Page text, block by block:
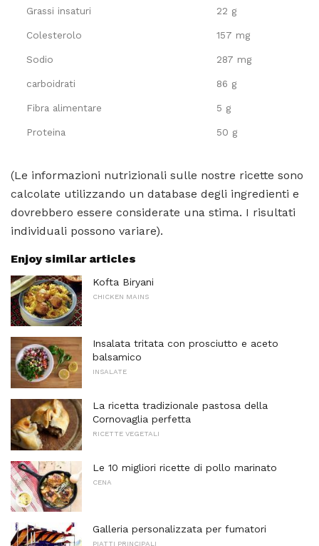
Grassi insaturi 22 g
Colesterolo 157 mg
Sodio 287 mg
carboidrati 86 g
Fibra alimentare 5 g
Proteina 50 g
(Le informazioni nutrizionali sulle nostre ricette sono
calcolate utilizzando un database degli ingredienti e
dovrebbero essere considerate una stima. I risultati
individuali possono variare).
Enjoy similar articles
Kofta Biryani
CHICKEN MAINS
Insalata tritata con prosciutto e aceto
balsamico
INSALATE
La ricetta tradizionale pastosa della
Cornovaglia perfetta
RICETTE VEGETALI
Le 10 migliori ricette di pollo marinato
CENA
Galleria personalizzata per fumatori
PIATTI PRINCIPALI